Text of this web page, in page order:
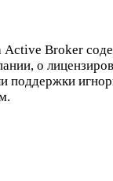
Active Broker
о
поддержки